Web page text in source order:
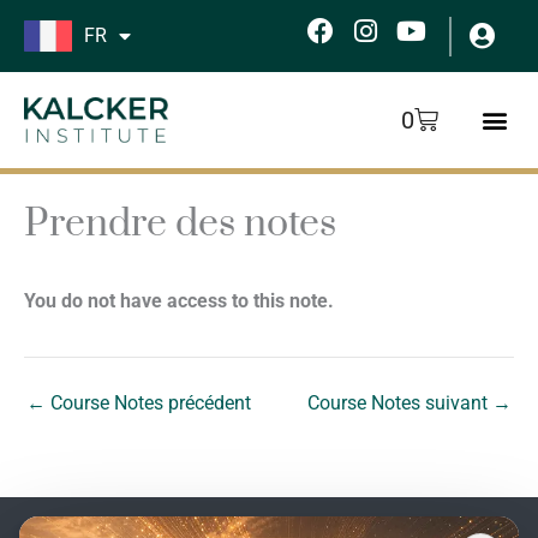
Aller
FR
F
c
o
k
I
s
g
Y
u
t
u
b
0
Panier
Prendre des notes
You do not have access to this note.
← Course Notes précédent Course Notes suivant →